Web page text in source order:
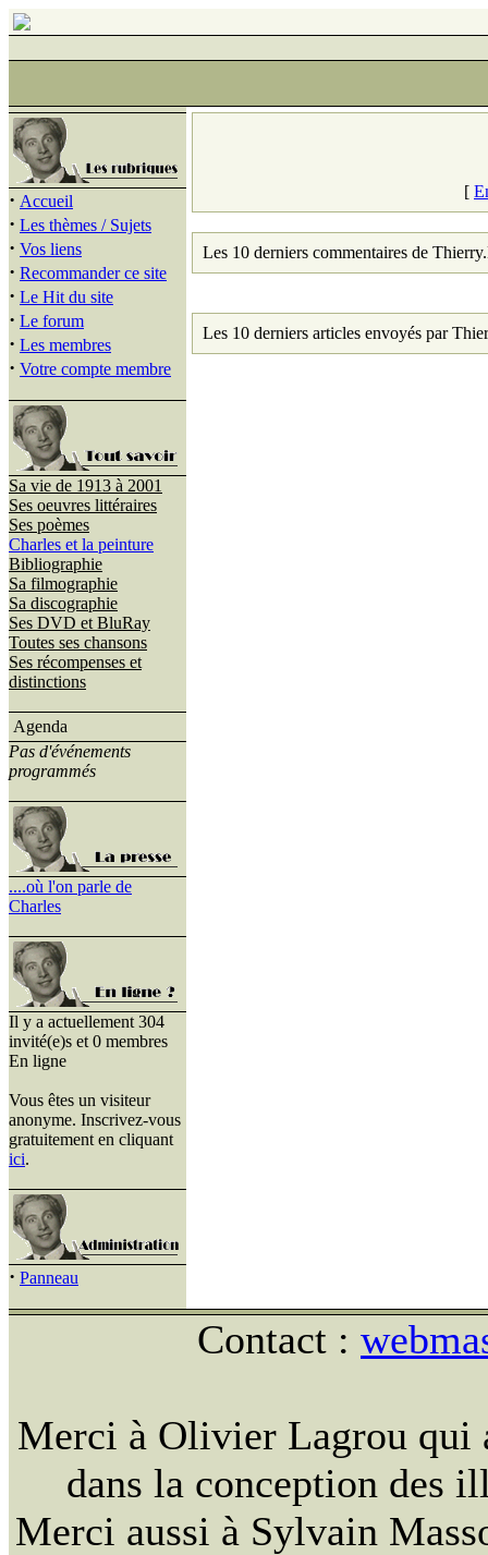
· Accueil
· Les thèmes / Sujets
· Vos liens
· Recommander ce site
· Le Hit du site
· Le forum
· Les membres
· Votre compte membre
Sa vie de 1913 à 2001
Ses oeuvres littéraires
Ses poèmes
Charles et la peinture
Bibliographie
Sa filmographie
Sa discographie
Ses DVD et BluRay
Toutes ses chansons
Ses récompenses et
distinctions
Agenda
Pas d'événements
programmés
....où l'on parle de
Charles
Il y a actuellement 304
invité(e)s et 0 membres
En ligne
Vous êtes un visiteur
anonyme. Inscrivez-vous
gratuitement en cliquant
ici.
· Panneau
[
Les 10 derniers commentaires de
Les 10 derniers articles envoyés par
Contact :
Merci à Olivier Lagrou qui
dans la conception des
Merci aussi à Sylvain